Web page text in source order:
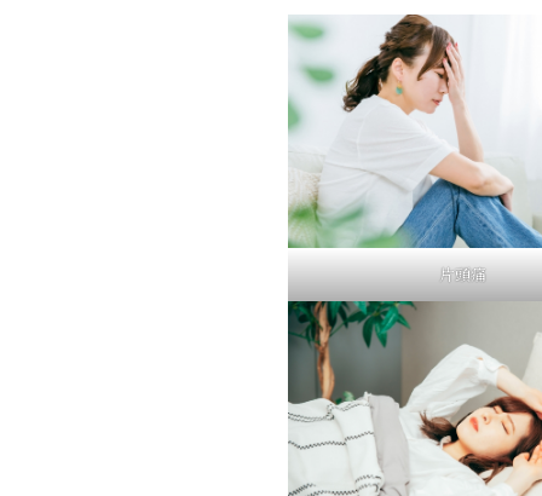
片頭痛